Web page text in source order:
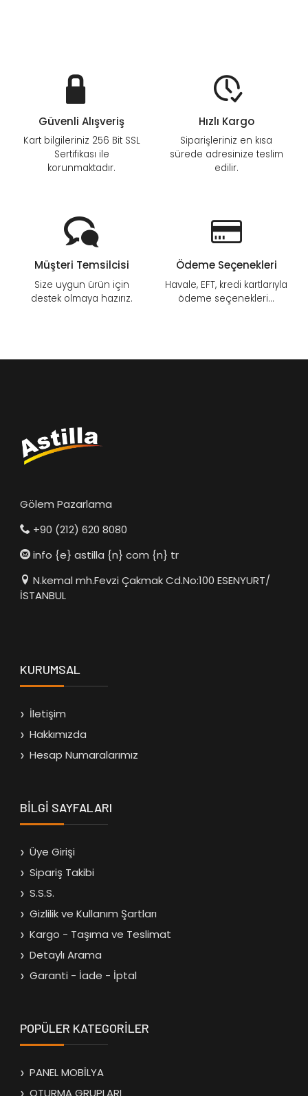
Güvenli Alışveriş
Kart bilgileriniz 256 Bit SSL
Sertifikası ile
korunmaktadır.
Hızlı Kargo
Siparişleriniz en kısa
sürede adresinize teslim
edilir.
Müşteri Temsilcisi
Size uygun ürün için
destek olmaya hazırız.
Ödeme Seçenekleri
Havale, EFT, kredi kartlarıyla
ödeme seçenekleri...
Gölem Pazarlama
+90 (212) 620 8080
info {e} astilla {n} com {n} tr
N.kemal mh.Fevzi Çakmak Cd.No:100 ESENYURT/
İSTANBUL
KURUMSAL
İletişim
Hakkımızda
Hesap Numaralarımız
BİLGİ SAYFALARI
Üye Girişi
Sipariş Takibi
S.S.S.
Gizlilik ve Kullanım Şartları
Kargo - Taşıma ve Teslimat
Detaylı Arama
Garanti - İade - İptal
POPÜLER KATEGORİLER
PANEL MOBİLYA
OTURMA GRUPLARI